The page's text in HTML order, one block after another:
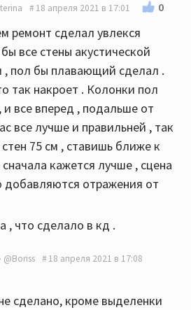
18 апреля 2021 в 17:01 0
ремонт сделал увлекся
все стены акустической
, пол бы плавающий сделал .
так накроет . Колонки пол
и все вперед , подальше от
все лучше и правильней , так
75 см , ставишь ближе к
кажется лучше , сцена
добавляются отражения от
, что сделало в кд .
@Boriss 18 апреля 2021 в 17:08
сделано, кроме выделенки